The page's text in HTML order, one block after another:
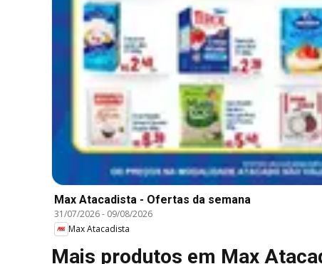
Max Atacadista - Ofertas da semana
31/07/2026- 09/08/2026
Max Atacadista
Mais produtos em Max